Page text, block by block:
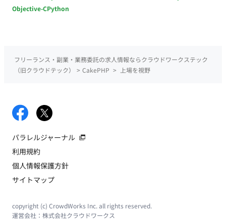
Objective-CPython
フリーランス・副業・業務委託の求人情報ならクラウドワークステック
（旧クラウドテック）
> CakePHP > 上場を視野
パラレルジャーナル
利用規約
個人情報保護方針
サイトマップ
copyright (c) CrowdWorks Inc. all rights reserved.
運営会社： 株式会社クラウドワークス